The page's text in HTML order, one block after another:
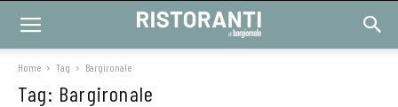
Home Tag Bargironale
Tag: Bargironale